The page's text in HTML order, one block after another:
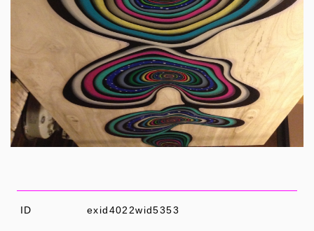
ID exid4022wid5353